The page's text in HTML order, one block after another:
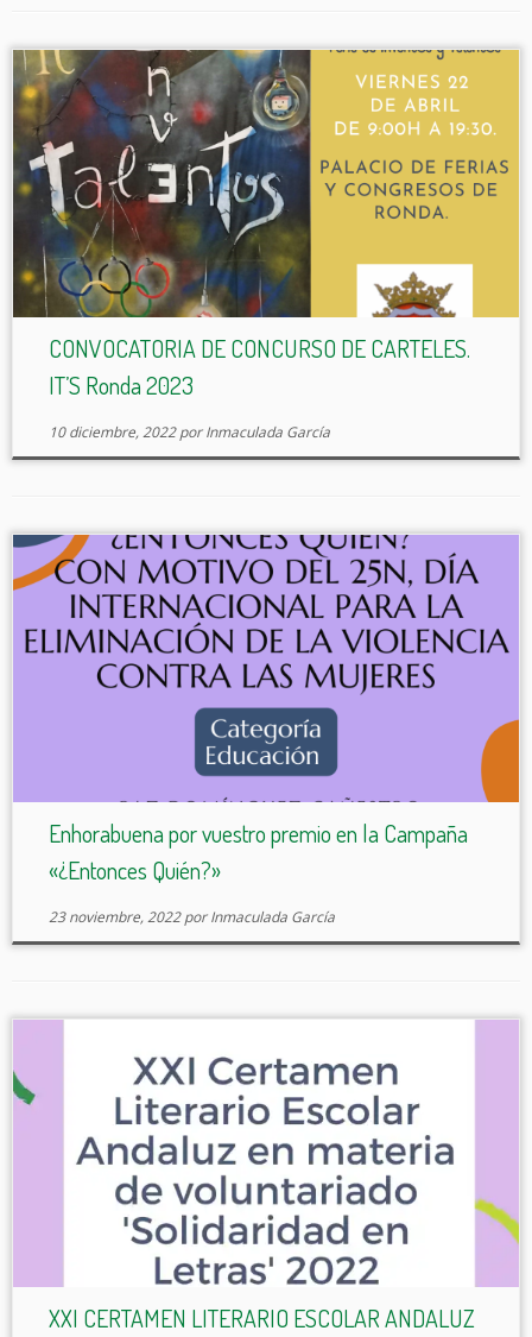
CONVOCATORIA DE CONCURSO DE CARTELES.
IT’S Ronda 2023
10 diciembre, 2022 porInmaculada García
Enhorabuena por vuestro premio en la Campaña
«¿Entonces Quién?»
23 noviembre, 2022 porInmaculada García
XXI CERTAMEN LITERARIO ESCOLAR ANDALUZ